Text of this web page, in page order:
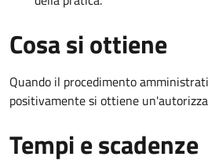
Cosa si ottiene
Quando il procedimento
positivamente si ottiene
Tempi e scadenze